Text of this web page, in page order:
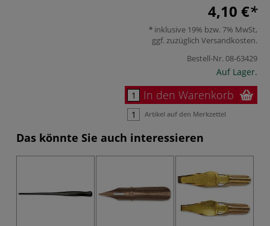
4,10 €
inklusive 19% bzw. 7% MwSt,
ggf. zuzüglich Versandkosten.
Bestell-Nr.08-63429
Auf Lager.
In den Warenkorb
Artikel auf den Merkzettel
Das könnte Sie auch interessieren